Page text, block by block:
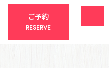
ご予約
RESERVE